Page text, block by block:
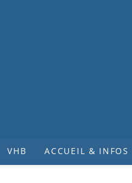
VHB ACCUEIL & INFOS